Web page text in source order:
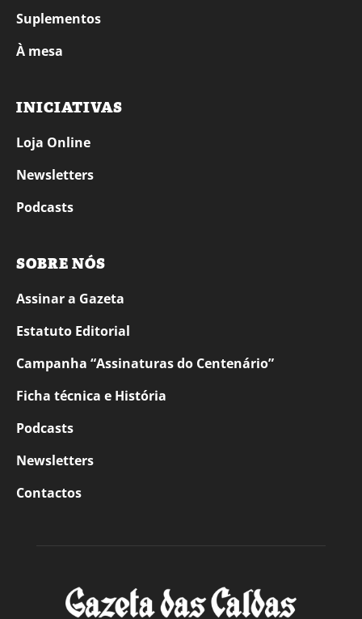
Suplementos
À mesa
INICIATIVAS
Loja Online
Newsletters
Podcasts
SOBRE NÓS
Assinar a Gazeta
Estatuto Editorial
Campanha “Assinaturas do Centenário”
Ficha técnica e História
Podcasts
Newsletters
Contactos